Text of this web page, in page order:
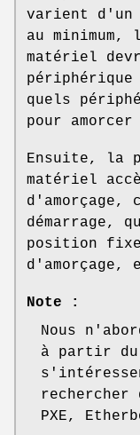
varient d'un
au minimum,
matériel
périphérique
quels
pour
Ensuite, la
matériel
d'amorçage,
démarrage,
position
Note :
Nous
à partir du
rechercher
PXE,